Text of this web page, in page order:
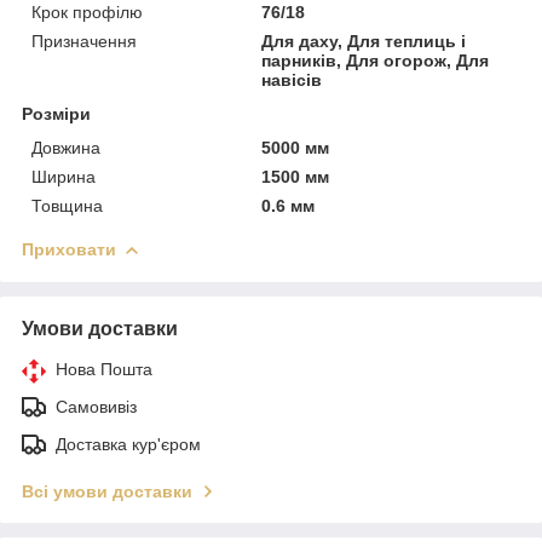
Крок профілю
76/18
Призначення
Для даху, Для теплиць і
парників, Для огорож, Для
навісів
Розміри
Довжина
5000 мм
Ширина
1500 мм
Товщина
0.6 мм
Приховати
Умови доставки
Нова Пошта
Самовивіз
Доставка кур'єром
Всі умови доставки